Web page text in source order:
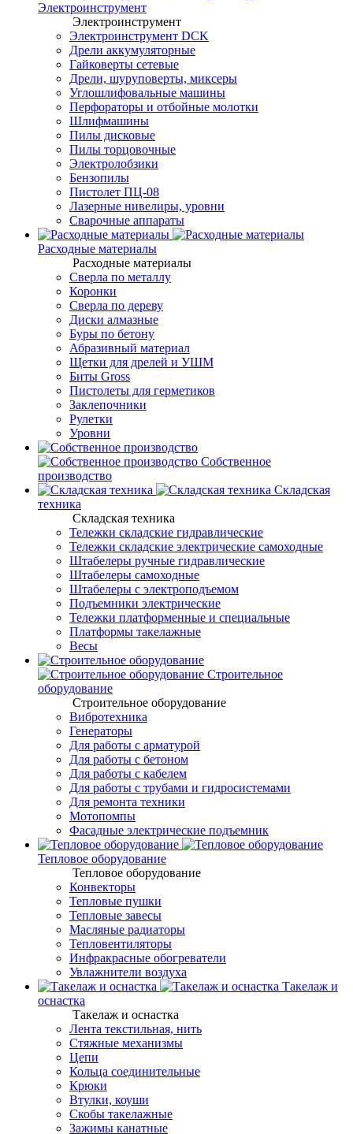
Электроинструмент
Электроинструмент
Электроинструмент DCK
Дрели аккумуляторные
Гайковерты сетевые
Дрели, шуруповерты, миксеры
Углошлифовальные машины
Перфораторы и отбойные молотки
Шлифмашины
Пилы дисковые
Пилы торцовочные
Электролобзики
Бензопилы
Пистолет ПЦ-08
Лазерные нивелиры, уровни
Сварочные аппараты
Расходные материалы
Расходные материалы
Сверла по металлу
Коронки
Сверла по дереву
Диски алмазные
Буры по бетону
Абразивный материал
Щетки для дрелей и УШМ
Биты Gross
Пистолеты для герметиков
Заклепочники
Рулетки
Уровни
Собственное
производство
Складская
техника
Складская техника
Тележки складские гидравлические
Тележки складские электрические самоходные
Штабелеры ручные гидравлические
Штабелеры самоходные
Штабелеры с электроподъемом
Подъемники электрические
Тележки платформенные и специальные
Платформы такелажные
Весы
Строительное
оборудование
Строительное оборудование
Вибротехника
Генераторы
Для работы с арматурой
Для работы с бетоном
Для работы с кабелем
Для работы с трубами и гидросистемами
Для ремонта техники
Мотопомпы
Фасадные электрические подъемник
Тепловое оборудование
Тепловое оборудование
Конвекторы
Тепловые пушки
Тепловые завесы
Масляные радиаторы
Тепловентиляторы
Инфракрасные обогреватели
Увлажнители воздуха
Такелаж и
оснастка
Такелаж и оснастка
Лента текстильная, нить
Стяжные механизмы
Цепи
Кольца соединительные
Крюки
Втулки, коуши
Скобы такелажные
Зажимы канатные